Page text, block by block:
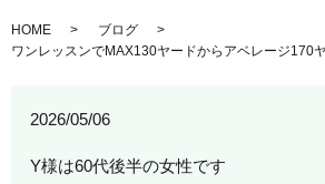
HOME
ブログ
ワンレッスンでMAX130ヤードからアベレージ170
2026/05/06
Y様は60代後半の女性です